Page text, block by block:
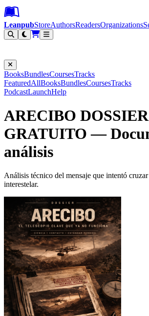
Leanpub Header
Leanpub Navigation
Skip to main content
Go to Leanpub.com
LeanpubStoreAuthorsReadersOrganizations
BooksBundlesCoursesTracks
FeaturedAllBooksBundlesCoursesTracks
PodcastLaunchHelp
ARECIBO DOSSIER
GRATUITO —
análisis
Análisis técnico del mensaje que intentó
interestelar.